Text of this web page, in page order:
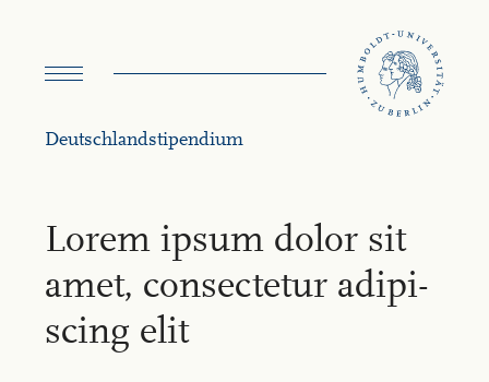
Menü
Deutschland­stipendium
Lo­rem ip­sum do­lor sit
amet, con­sec­te­tur adi­pi­
scing elit